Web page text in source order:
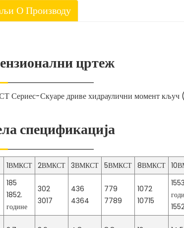
О Производу
цртеж
спецификација
1ВМКСТ 2ВМКСТ 3ВМКСТ 5ВМКСТ 8ВМКСТ
185
1852.
године
302
3017
436
4364
779
7789
1072
10715